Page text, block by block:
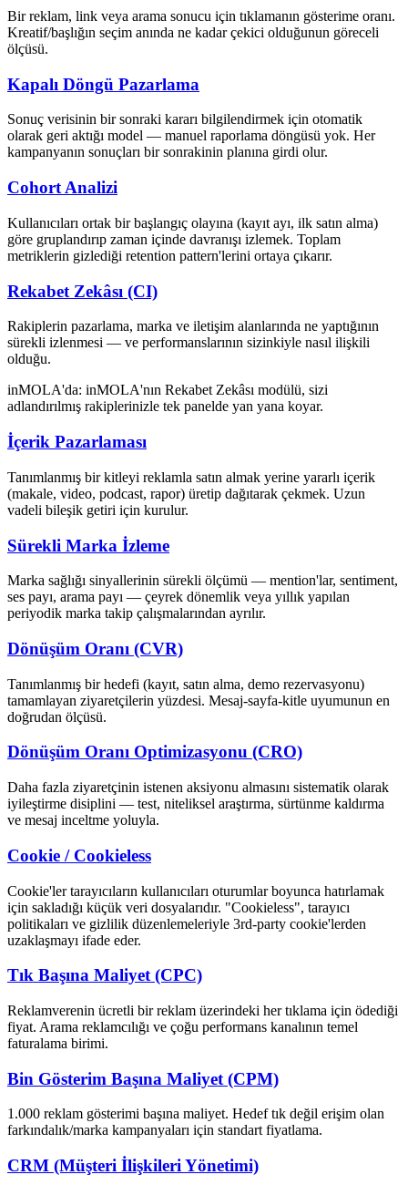
Bir reklam, link veya arama sonucu için tıklamanın gösterime oranı.
Kreatif/başlığın seçim anında ne kadar çekici olduğunun göreceli
ölçüsü.
Kapalı Döngü Pazarlama
Sonuç verisinin bir sonraki kararı bilgilendirmek için otomatik
olarak geri aktığı model — manuel raporlama döngüsü yok. Her
kampanyanın sonuçları bir sonrakinin planına girdi olur.
Cohort Analizi
Kullanıcıları ortak bir başlangıç olayına (kayıt ayı, ilk satın alma)
göre gruplandırıp zaman içinde davranışı izlemek. Toplam
metriklerin gizlediği retention pattern'lerini ortaya çıkarır.
Rekabet Zekâsı (CI)
Rakiplerin pazarlama, marka ve iletişim alanlarında ne yaptığının
sürekli izlenmesi — ve performanslarının sizinkiyle nasıl ilişkili
olduğu.
inMOLA'da: inMOLA'nın Rekabet Zekâsı modülü, sizi
adlandırılmış rakiplerinizle tek panelde yan yana koyar.
İçerik Pazarlaması
Tanımlanmış bir kitleyi reklamla satın almak yerine yararlı içerik
(makale, video, podcast, rapor) üretip dağıtarak çekmek. Uzun
vadeli bileşik getiri için kurulur.
Sürekli Marka İzleme
Marka sağlığı sinyallerinin sürekli ölçümü — mention'lar, sentiment,
ses payı, arama payı — çeyrek dönemlik veya yıllık yapılan
periyodik marka takip çalışmalarından ayrılır.
Dönüşüm Oranı (CVR)
Tanımlanmış bir hedefi (kayıt, satın alma, demo rezervasyonu)
tamamlayan ziyaretçilerin yüzdesi. Mesaj-sayfa-kitle uyumunun en
doğrudan ölçüsü.
Dönüşüm Oranı Optimizasyonu (CRO)
Daha fazla ziyaretçinin istenen aksiyonu almasını sistematik olarak
iyileştirme disiplini — test, niteliksel araştırma, sürtünme kaldırma
ve mesaj inceltme yoluyla.
Cookie / Cookieless
Cookie'ler tarayıcıların kullanıcıları oturumlar boyunca hatırlamak
için sakladığı küçük veri dosyalarıdır. "Cookieless", tarayıcı
politikaları ve gizlilik düzenlemeleriyle 3rd-party cookie'lerden
uzaklaşmayı ifade eder.
Tık Başına Maliyet (CPC)
Reklamverenin ücretli bir reklam üzerindeki her tıklama için ödediği
fiyat. Arama reklamcılığı ve çoğu performans kanalının temel
faturalama birimi.
Bin Gösterim Başına Maliyet (CPM)
1.000 reklam gösterimi başına maliyet. Hedef tık değil erişim olan
farkındalık/marka kampanyaları için standart fiyatlama.
CRM (Müşteri İlişkileri Yönetimi)